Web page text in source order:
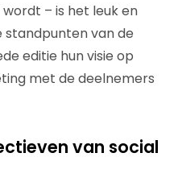
– is het leuk en
standpunten van de
editie hun visie op
met de deelnemers
van social